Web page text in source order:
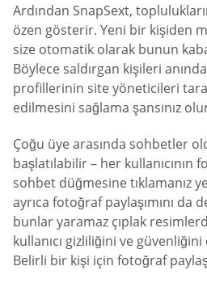
Ardından SnapSext,
özen gösterir. Yeni bir kişiden
size otomatik olarak bunun
Böylece saldırgan kişileri
profillerinin site yöneticileri
edilmesini sağlama şansınız
Çoğu üye arasında sohbetler
başlatılabilir – her kullanıcının
sohbet düğmesine tıklamanız
ayrıca fotoğraf paylaşımını da
bunlar yaramaz çıplak
kullanıcı gizliliğini ve
Belirli bir kişi için fotoğraf